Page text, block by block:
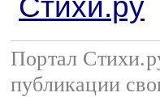
Стихи.ру
Портал
публикации